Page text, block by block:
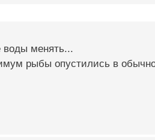
менять...
рыбы опустились в